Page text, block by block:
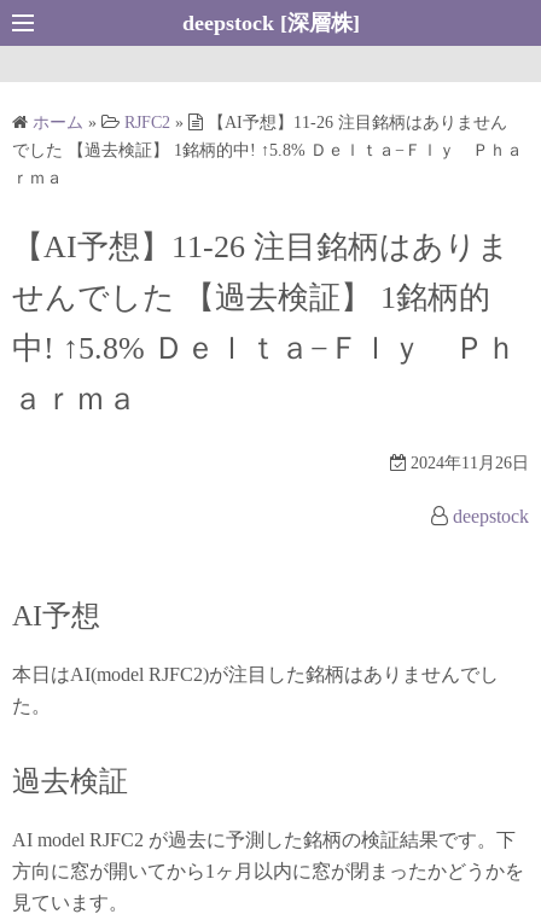
コ
ン
プ
deepstock [深層株]
ホーム » RJFC2 »
【AI予想】11-26 注目銘柄はありません
でした 【過去検証】 1銘柄的中! ↑5.8% Ｄｅｌｔａ−Ｆｌｙ Ｐｈａ
ｒｍａ
【AI予想】11-26 注目銘柄はありま
せんでした 【過去検証】 1銘柄的
中! ↑5.8% Ｄｅｌｔａ−Ｆｌｙ Ｐｈ
ａｒｍａ
2024年11月26日
deepstock
AI予想
本日はAI(model RJFC2)が注目した銘柄はありませんでし
た。
過去検証
AI model RJFC2 が過去に予測した銘柄の検証結果です。下
方向に窓が開いてから1ヶ月以内に窓が閉まったかどうかを
見ています。